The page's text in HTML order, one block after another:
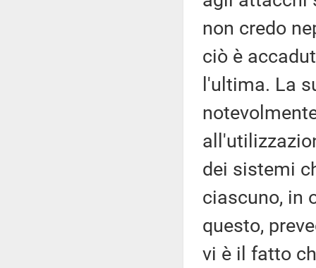
non credo
ciò è
l'ultima. La
dei sistemi
ciascuno, in
questo,
vi è il fatto